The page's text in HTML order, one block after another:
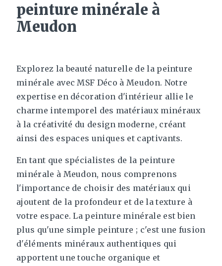
peinture minérale à
Meudon
Explorez la beauté naturelle de la peinture
minérale avec MSF Déco à Meudon. Notre
expertise en décoration d'intérieur allie le
charme intemporel des matériaux minéraux
à la créativité du design moderne, créant
ainsi des espaces uniques et captivants.
En tant que spécialistes de la peinture
minérale à Meudon, nous comprenons
l'importance de choisir des matériaux qui
ajoutent de la profondeur et de la texture à
votre espace. La peinture minérale est bien
plus qu'une simple peinture ; c'est une fusion
d'éléments minéraux authentiques qui
apportent une touche organique et